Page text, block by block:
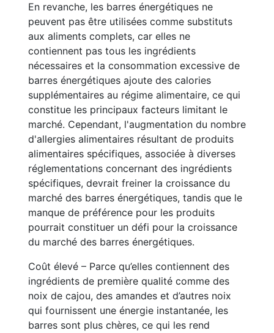
En revanche, les barres énergétiques ne
peuvent pas être utilisées comme substituts
aux aliments complets, car elles ne
contiennent pas tous les ingrédients
nécessaires et la consommation excessive de
barres énergétiques ajoute des calories
supplémentaires au régime alimentaire, ce qui
constitue les principaux facteurs limitant le
marché. Cependant, l'augmentation du nombre
d'allergies alimentaires résultant de produits
alimentaires spécifiques, associée à diverses
réglementations concernant des ingrédients
spécifiques, devrait freiner la croissance du
marché des barres énergétiques, tandis que le
manque de préférence pour les produits
pourrait constituer un défi pour la croissance
du marché des barres énergétiques.
Coût élevé – Parce qu’elles contiennent des
ingrédients de première qualité comme des
noix de cajou, des amandes et d’autres noix
qui fournissent une énergie instantanée, les
barres sont plus chères, ce qui les rend